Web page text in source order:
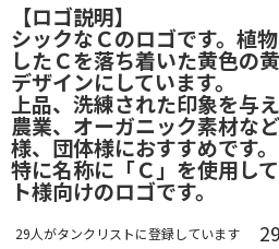
【ロゴ説明】
シックなＣのロゴです。植
したＣを落ち着いた黄色の
デザインにしています。
上品、洗練された印象を与え
農業、オーガニック素材な
様、団体様におすすめです。
特に名称に「Ｃ」を使用し
ト様向けのロゴです。
29人がタンクリストに登録しています 29